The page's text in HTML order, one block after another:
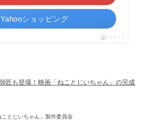
Yahooショッピング
ポチップ
匠も登場！映画「ねことじいちゃん」の完成
とじいちゃん」製作委員会